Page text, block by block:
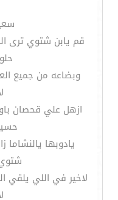
قم يابن شتوي ترى
وبضاعه من جميع
ازهل علي قحصان
يادوبها
لاخير في اللي يلقي